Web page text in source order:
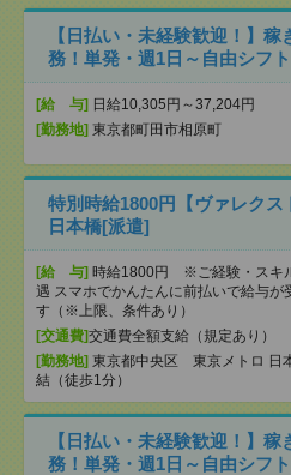
【日払い・未経験歓迎！】
務！単発・週1日～自由シフ
[給 与] 日給10,305円～37,204円
[勤務地] 東京都町田市相原町
特別時給1800円【ヴァレク
日本橋[派遣]
[給 与] 時給1800円 ※ご経験・スキ
遇 スマホでかんたんに前払いで給与が
す（※上限、条件あり）
[交通費]交通費全額支給（規定あり）
[勤務地] 東京都中央区 東京メトロ 日
結（徒歩1分）
【日払い・未経験歓迎！】
務！単発・週1日～自由シフ